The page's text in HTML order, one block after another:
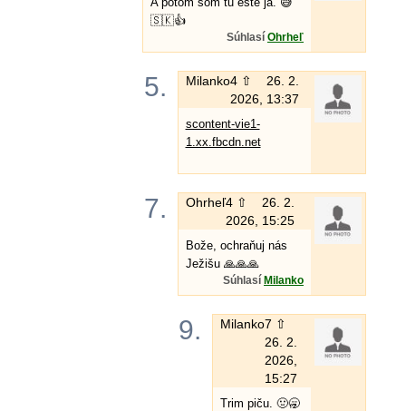
🇸🇰👍
Súhlasí Ohrheľ
5. Milanko4 ⇧
26. 2.
2026, 13:37
scontent-vie1-
1.xx.fbcdn.net
7. Ohrheľ4 ⇧
26. 2.
2026, 15:25
Bože, ochraňuj nás
Ježišu 🙏🙏🙏
Súhlasí Milanko
9. Milanko7 ⇧
26. 2.
2026,
15:27
Trim piču. 🤢🥱